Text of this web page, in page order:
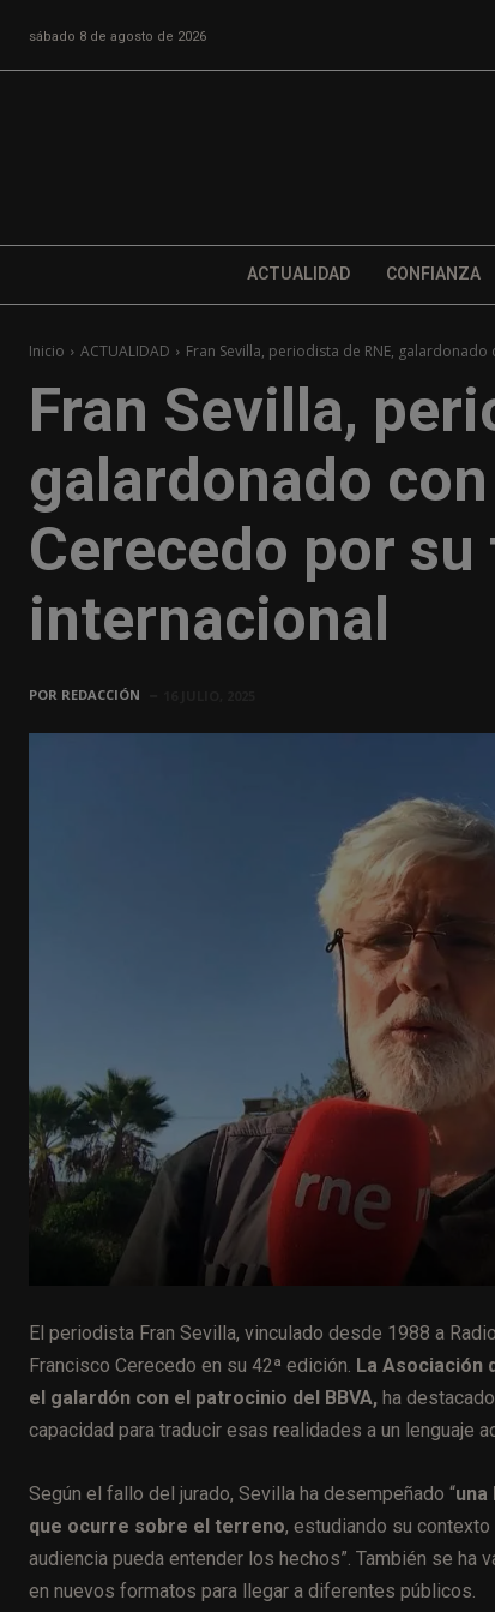
sábado 8 de agosto de 2026
ACTUALIDAD CONFIANZA
Inicio ACTUALIDAD Fran Sevilla, periodista de RNE,
Fran Sevilla,
galardonado
Cerecedo por
internacional
POR REDACCIÓN
El periodista Fran Sevilla, vinculado desde 1988 a
Francisco Cerecedo en su 42ª edición. La Asociación
el galardón con el patrocinio del BBVA, ha
capacidad para traducir esas realidades a un lenguaje
Según el fallo del jurado, Sevilla ha desempeñado “
que ocurre sobre el terreno, estudiando su
audiencia pueda entender los hechos”. También se ha
en nuevos formatos para llegar a diferentes públicos.